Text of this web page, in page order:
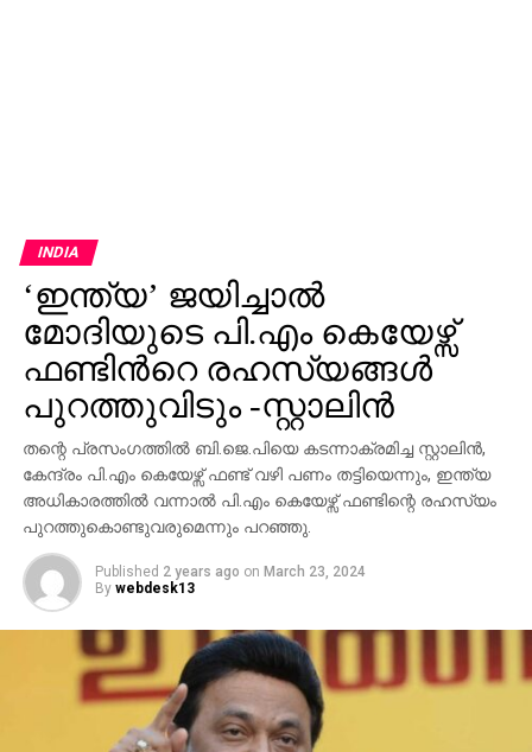
INDIA
‘ഇന്ത്യ’ ജയിച്ചാൽ
മോദിയുടെ പി.എം കെയേഴ്സ്
ഫണ്ടിന്‍റെ രഹസ്യങ്ങൾ
പുറത്തുവിടും -സ്റ്റാലിൻ
തന്റെ പ്രസംഗത്തില്‍ ബി.ജെ.പിയെ കടന്നാക്രമിച്ച സ്റ്റാലിന്‍,
കേന്ദ്രം പി.എം കെയേഴ്സ് ഫണ്ട് വഴി പണം തട്ടിയെന്നും, ഇന്ത്യ
അധികാരത്തില്‍ വന്നാല്‍ പി.എം കെയേഴ്സ് ഫണ്ടിന്റെ രഹസ്യം
പുറത്തുകൊണ്ടുവരുമെന്നും പറഞ്ഞു.
Published 2 years ago on March 23, 2024
By webdesk13